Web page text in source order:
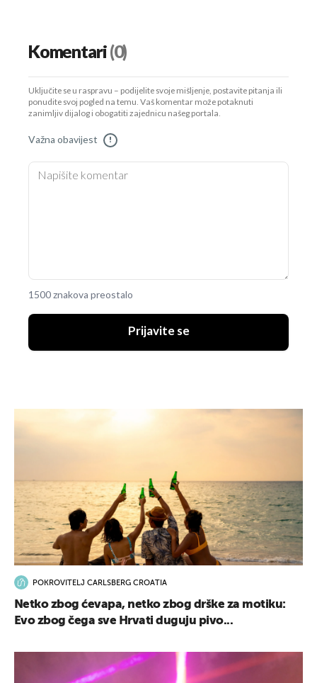
Komentari(0)
Uključite se u raspravu – podijelite svoje mišljenje, postavite pitanja ili
ponudite svoj pogled na temu. Vaš komentar može potaknuti
zanimljiv dijalog i obogatiti zajednicu našeg portala.
Važna obavijest !
1500 znakova preostalo
Prijavite se
POKROVITELJ CARLSBERG CROATIA
Netko zbog ćevapa, netko zbog drške za motiku:
Evo zbog čega sve Hrvati duguju pivo...